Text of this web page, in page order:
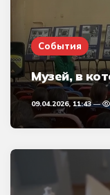
События
Музей, в
09.04.2026, 11:43